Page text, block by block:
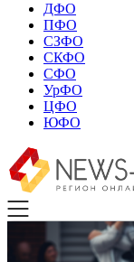
ДФО
ПФО
СЗФО
СКФО
СФО
УрФО
ЦФО
ЮФО